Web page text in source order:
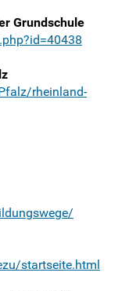
Pfalz
Grundschule
rheinland-
startseite.html